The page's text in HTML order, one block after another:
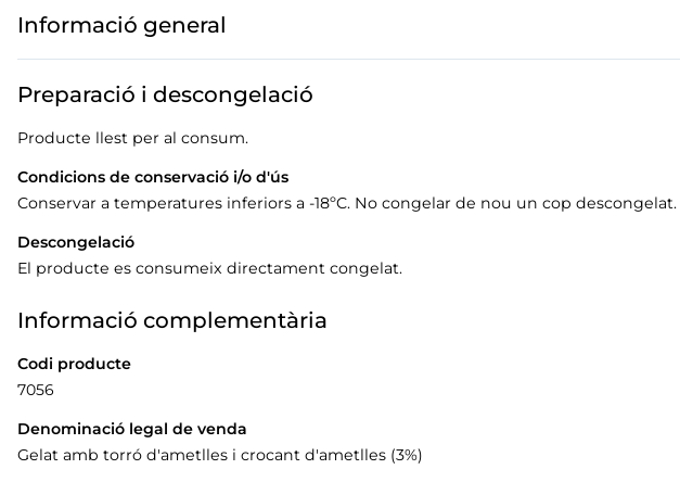
Informació general
Preparació i descongelació
Producte llest per al consum.
Condicions de conservació i/o d'ús
Conservar a temperatures inferiors a -18ºC. No congelar de nou un cop descongelat.
Descongelació
El producte es consumeix directament congelat.
Informació complementària
Codi producte
7056
Denominació legal de venda
Gelat amb torró d'ametlles i crocant d'ametlles (3%)